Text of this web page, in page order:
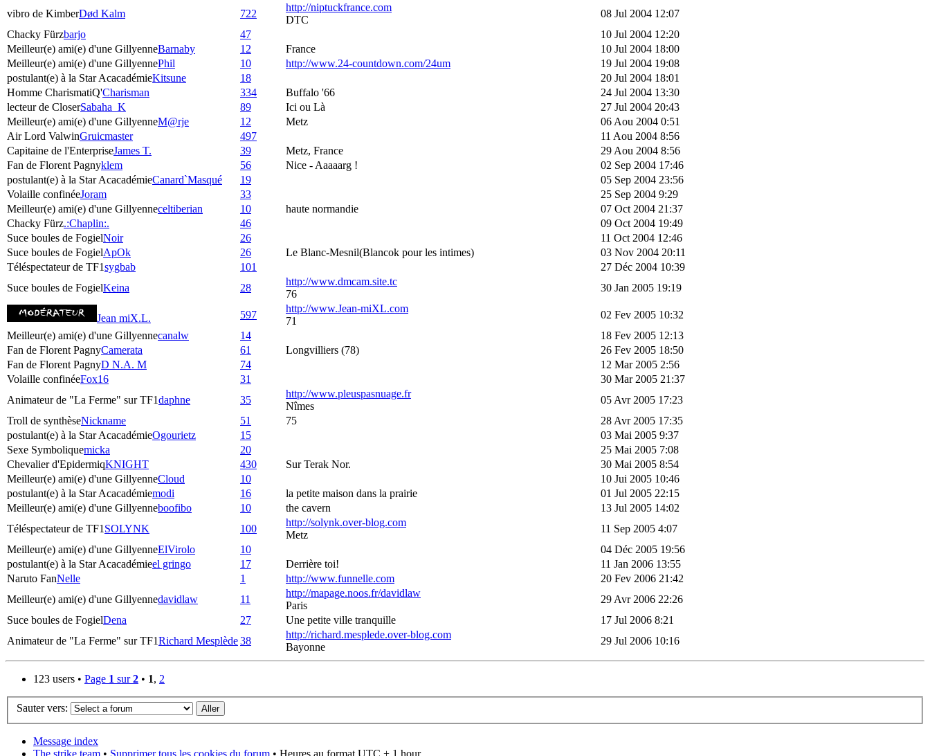
vibro de KimberDød Kalm 722
http://niptuckfrance.com
DTC
08 Jul 2004 12:07
Chacky Fürzbarjo 47
10 Jul 2004 12:20
Meilleur(e) ami(e) d'une GillyenneBarnaby 12 France
10 Jul 2004 18:00
Meilleur(e) ami(e) d'une GillyennePhil 10 http://www.24-countdown.com/24um
19 Jul 2004 19:08
postulant(e) à la Star AcacadémieKitsune 18
20 Jul 2004 18:01
Homme CharismatiQ'Charisman 334 Buffalo '66
24 Jul 2004 13:30
lecteur de CloserSabaha_K 89 Ici ou Là
27 Jul 2004 20:43
Meilleur(e) ami(e) d'une GillyenneM@rje 12 Metz
06 Aou 2004 0:51
Air Lord ValwinGruicmaster 497
11 Aou 2004 8:56
Capitaine de l'EnterpriseJames T. 39 Metz, France
29 Aou 2004 8:56
Fan de Florent Pagnyklem 56 Nice - Aaaaarg !
02 Sep 2004 17:46
postulant(e) à la Star AcacadémieCanard`Masqué 19
05 Sep 2004 23:56
Volaille confinéeJoram 33
25 Sep 2004 9:29
Meilleur(e) ami(e) d'une Gillyenneceltiberian 10 haute normandie
07 Oct 2004 21:37
Chacky Fürz.:Chaplin:. 46
09 Oct 2004 19:49
Suce boules de FogielNoir 26
11 Oct 2004 12:46
Suce boules de FogielApOk 26 Le Blanc-Mesnil(Blancok pour les intimes)
03 Nov 2004 20:11
Téléspectateur de TF1sygbab 101
27 Déc 2004 10:39
Suce boules de FogielKeina 28
http://www.dmcam.site.tc
76
30 Jan 2005 19:19
Jean miX.L. 597
http://www.Jean-miXL.com
71
02 Fev 2005 10:32
Meilleur(e) ami(e) d'une Gillyennecanalw 14
18 Fev 2005 12:13
Fan de Florent PagnyCamerata 61 Longvilliers (78)
26 Fev 2005 18:50
Fan de Florent PagnyD N.A. M 74
12 Mar 2005 2:56
Volaille confinéeFox16 31
30 Mar 2005 21:37
Animateur de "La Ferme" sur TF1daphne 35
http://www.pleuspasnuage.fr
Nîmes
05 Avr 2005 17:23
Troll de synthèseNickname 51 75
28 Avr 2005 17:35
postulant(e) à la Star AcacadémieOgourietz 15
03 Mai 2005 9:37
Sexe Symboliquemicka 20
25 Mai 2005 7:08
Chevalier d'EpidermiqKNIGHT 430 Sur Terak Nor.
30 Mai 2005 8:54
Meilleur(e) ami(e) d'une GillyenneCloud 10
10 Jui 2005 10:46
postulant(e) à la Star Acacadémiemodi 16 la petite maison dans la prairie
01 Jul 2005 22:15
Meilleur(e) ami(e) d'une Gillyenneboofibo 10 the cavern
13 Jul 2005 14:02
Téléspectateur de TF1 SOLYNK 100
http://solynk.over-blog.com
Metz
11 Sep 2005 4:07
Meilleur(e) ami(e) d'une GillyenneElVirolo 10
04 Déc 2005 19:56
postulant(e) à la Star Acacadémieel gringo 17 Derrière toi!
11 Jan 2006 13:55
Naruto FanNelle 1 http://www.funnelle.com
20 Fev 2006 21:42
Meilleur(e) ami(e) d'une Gillyennedavidlaw 11
http://mapage.noos.fr/davidlaw
Paris
29 Avr 2006 22:26
Suce boules de FogielDena 27 Une petite ville tranquille
17 Jul 2006 8:21
Animateur de "La Ferme" sur TF1Richard Mesplède38
http://richard.mesplede.over-blog.com
Bayonne
29 Jul 2006 10:16
123 users • Page 1 sur2 • 1, 2
Sauter vers:
Message index